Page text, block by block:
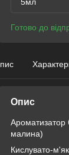
Готово до
Опис
Ароматизатор
малина)
Кислувато-